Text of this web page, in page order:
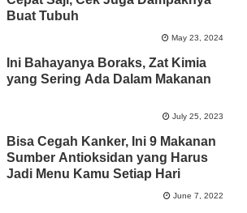
Buat Tubuh
May 23, 2024
Ini Bahayanya Boraks, Zat Kimia
yang Sering Ada Dalam Makanan
July 25, 2023
Bisa Cegah Kanker, Ini 9 Makanan
Sumber Antioksidan yang Harus
Jadi Menu Kamu Setiap Hari
June 7, 2022